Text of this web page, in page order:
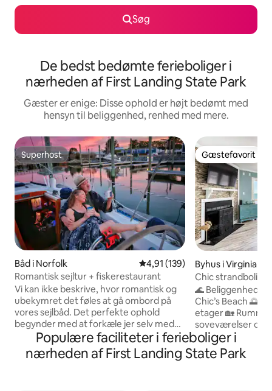
Søg
De bedst bedømte ferieboliger i
nærheden af First Landing State Park
Gæster er enige: Disse ophold er højt bedømt med
hensyn til beliggenhed, renhed med mere.
Superhost
Superhost
Båd i Norfolk 4,91 ud af 5 i gennemsnitlig
4,91 (139)
Romantisk sejltur + fiskerestaurant
Vi kan ikke beskrive, hvor romantisk og
ubekymret det føles at gå ombord på
vores sejlbåd. Det perfekte ophold
begynder med at forkæle jer selv med
middag på marinaens
skaldyrsrestaurant, og derefter kan I
hygge jer sammen på dækket for at se
Gæstefavorit
Gæstefavorit
Byhus i Virginia
Chic strandbolig
og udsigt fra
🌊 Beliggenhed
Chic’s Beach 🌅
etager 🏡
soveværelser og
personer 🛏️
queensize-
med enkeltseng
Populære faciliteter i ferieboliger i
nærheden af First Landing State Park